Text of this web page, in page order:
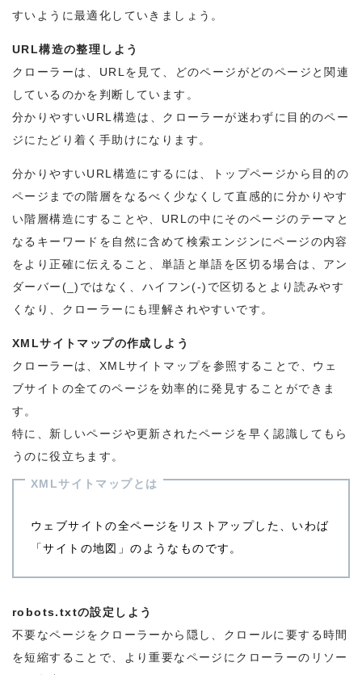
すいように最適化していきましょう。
URL構造の整理しよう
クローラーは、URLを見て、どのページがどのページと関連
しているのかを判断しています。
分かりやすいURL構造は、クローラーが迷わずに目的のペー
ジにたどり着く手助けになります。
分かりやすいURL構造にするには、トップページから目的の
ページまでの階層をなるべく少なくして直感的に分かりやす
い階層構造にすることや、URLの中にそのページのテーマと
なるキーワードを自然に含めて検索エンジンにページの内容
をより正確に伝えること、単語と単語を区切る場合は、アン
ダーバー(_)ではなく、ハイフン(-)で区切るとより読みやす
くなり、クローラーにも理解されやすいです。
XMLサイトマップの作成しよう
クローラーは、XMLサイトマップを参照することで、ウェ
ブサイトの全てのページを効率的に発見することができま
す。
特に、新しいページや更新されたページを早く認識してもら
うのに役立ちます。
XMLサイトマップとは
ウェブサイトの全ページをリストアップした、いわば
「サイトの地図」のようなものです。
robots.txtの設定しよう
不要なページをクローラーから隠し、クロールに要する時間
を短縮することで、より重要なページにクローラーのリソー